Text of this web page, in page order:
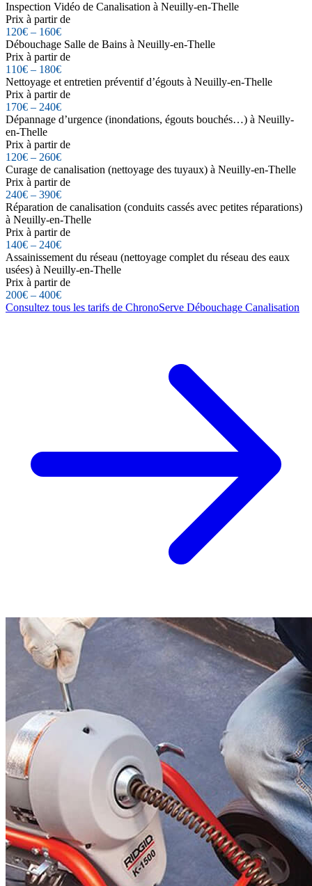
Inspection Vidéo de Canalisation à Neuilly-en-Thelle
Prix à partir de
120€ – 160€
Débouchage Salle de Bains à Neuilly-en-Thelle
Prix à partir de
110€ – 180€
Nettoyage et entretien préventif d’égouts à Neuilly-en-Thelle
Prix à partir de
170€ – 240€
Dépannage d’urgence (inondations, égouts bouchés…) à Neuilly-
en-Thelle
Prix à partir de
120€ – 260€
Curage de canalisation (nettoyage des tuyaux) à Neuilly-en-Thelle
Prix à partir de
240€ – 390€
Réparation de canalisation (conduits cassés avec petites réparations)
à Neuilly-en-Thelle
Prix à partir de
140€ – 240€
Assainissement du réseau (nettoyage complet du réseau des eaux
usées) à Neuilly-en-Thelle
Prix à partir de
200€ – 400€
Consultez tous les tarifs de ChronoServe Débouchage Canalisation